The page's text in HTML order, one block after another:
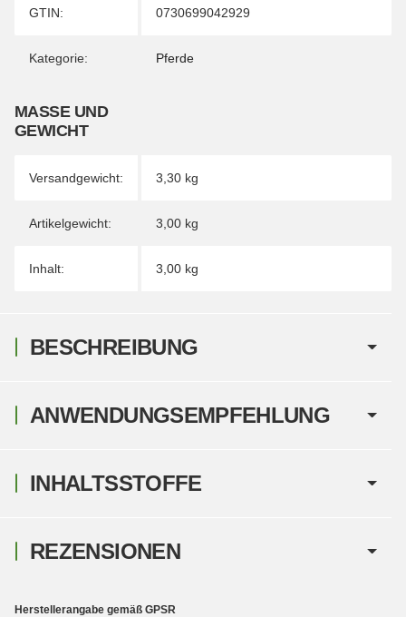
Produkteigenschaft
Wert
GTIN: 0730699042929
Kategorie: Pferde
MASSE UND G
EWICHT
Versandgewicht: 3,30 kg
Artikelgewicht: 3,00 kg
Inhalt: 3,00 kg
BESCHREIBUNG
ANWENDUNGSEMPFEHLUNG
INHALTSSTOFFE
REZENSIONEN
Herstellerangabe gemäß GPSR